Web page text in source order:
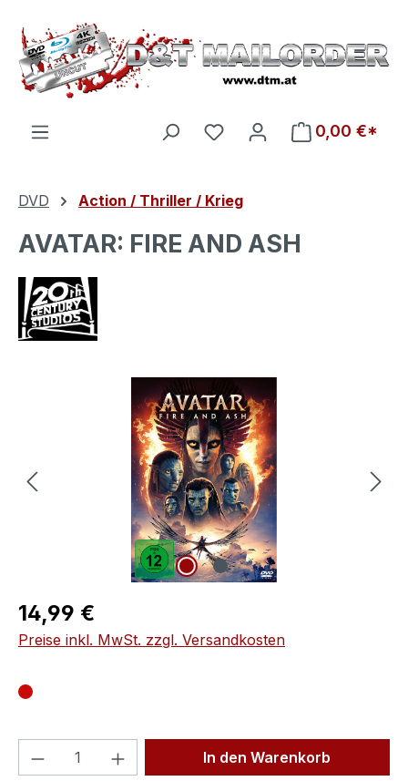
Zum Hauptinhalt springen
Du hast 0 Produkte auf
0,00 €*
DVD Action / Thriller / Krieg
AVATAR: FIRE AND ASH
Bildergalerie überspringen
Regulärer Preis:
14,99 €
Preise inkl. MwSt. zzgl. Versandkosten
Produkt Anzahl: Gib denIn den Warenkorb